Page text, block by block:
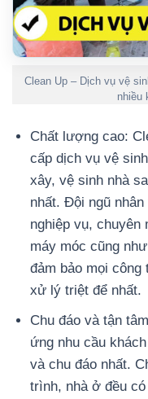
Clean Up – Dịch vụ vệ
nhiều
Chất lượng cao:
cấp dịch vụ vệ
xây, vệ sinh nhà
nhất. Đội ngũ
nghiệp vụ, chuyên
máy móc cũng
đảm bảo mọi
xử lý triệt để nhất.
Chu đáo và tận
ứng nhu cầu
và chu đáo nhất.
trình, nhà ở đều